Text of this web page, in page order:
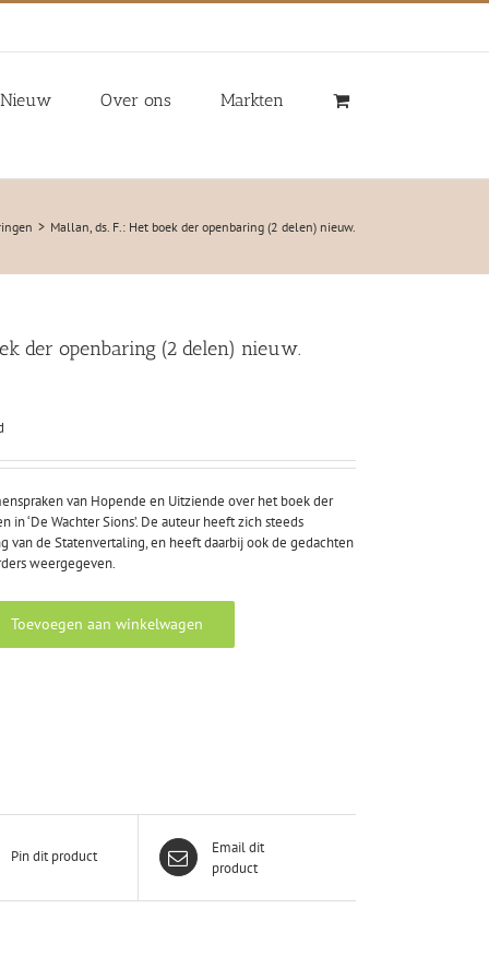
Nieuw Over ons Markten
Mallan, ds. F.: Het boek der openbaring (2 delen) nieuw.
der openbaring (2 delen) nieuw.
van Hopende en Uitziende over het boek der
in ‘De Wachter Sions’. De auteur heeft zich steeds
van de Statenvertaling, en heeft daarbij ook de gedachten
weergegeven.
Toevoegen aan winkelwagen
Pin dit product
Email dit
product